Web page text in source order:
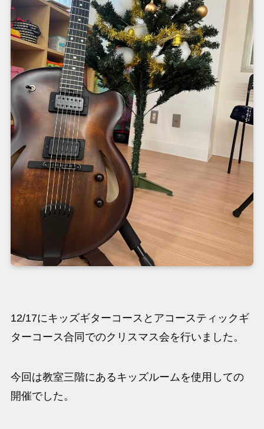
12/17にキッズギターコースとアコースティックギ
ターコース合同でのクリスマス会を行いました。
今回は教室三階にあるキッズルームを使用しての
開催でした。